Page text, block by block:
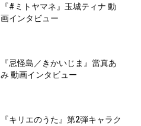
『#ミトヤマネ』玉城ティナ 動
画インタビュー
『忌怪島／きかいじま』當真あ
み 動画インタビュー
『キリエのうた』第2弾キャラク